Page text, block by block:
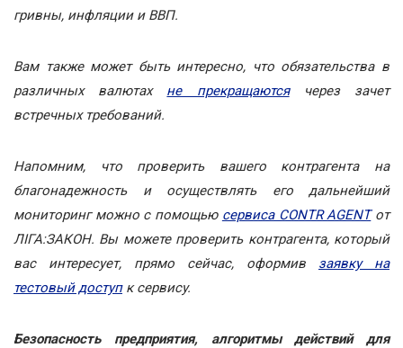
гривны, инфляции и ВВП.
Вам также может быть интересно, что обязательства в
различных валютах не прекращаютсячерез зачет
встречных требований.
Напомним, что проверить вашего контрагента на
благонадежность и осуществлять его дальнейший
мониторинг можно с помощью сервиса CONTR AGENTот
ЛІГА:ЗАКОН. Вы можете проверить контрагента, который
вас интересует, прямо сейчас, оформив заявку на
тестовый доступк сервису.
Безопасность предприятия, алгоритмы действий для